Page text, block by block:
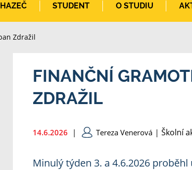
STUDENT O STUDIU
Zdražil
FINANČNÍ
ZDRAŽIL
14.6.2026 | Tereza Venerová | Školní
Minulý týden 3. a 4.6.2026